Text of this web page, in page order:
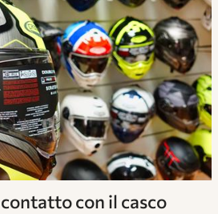
con il casco